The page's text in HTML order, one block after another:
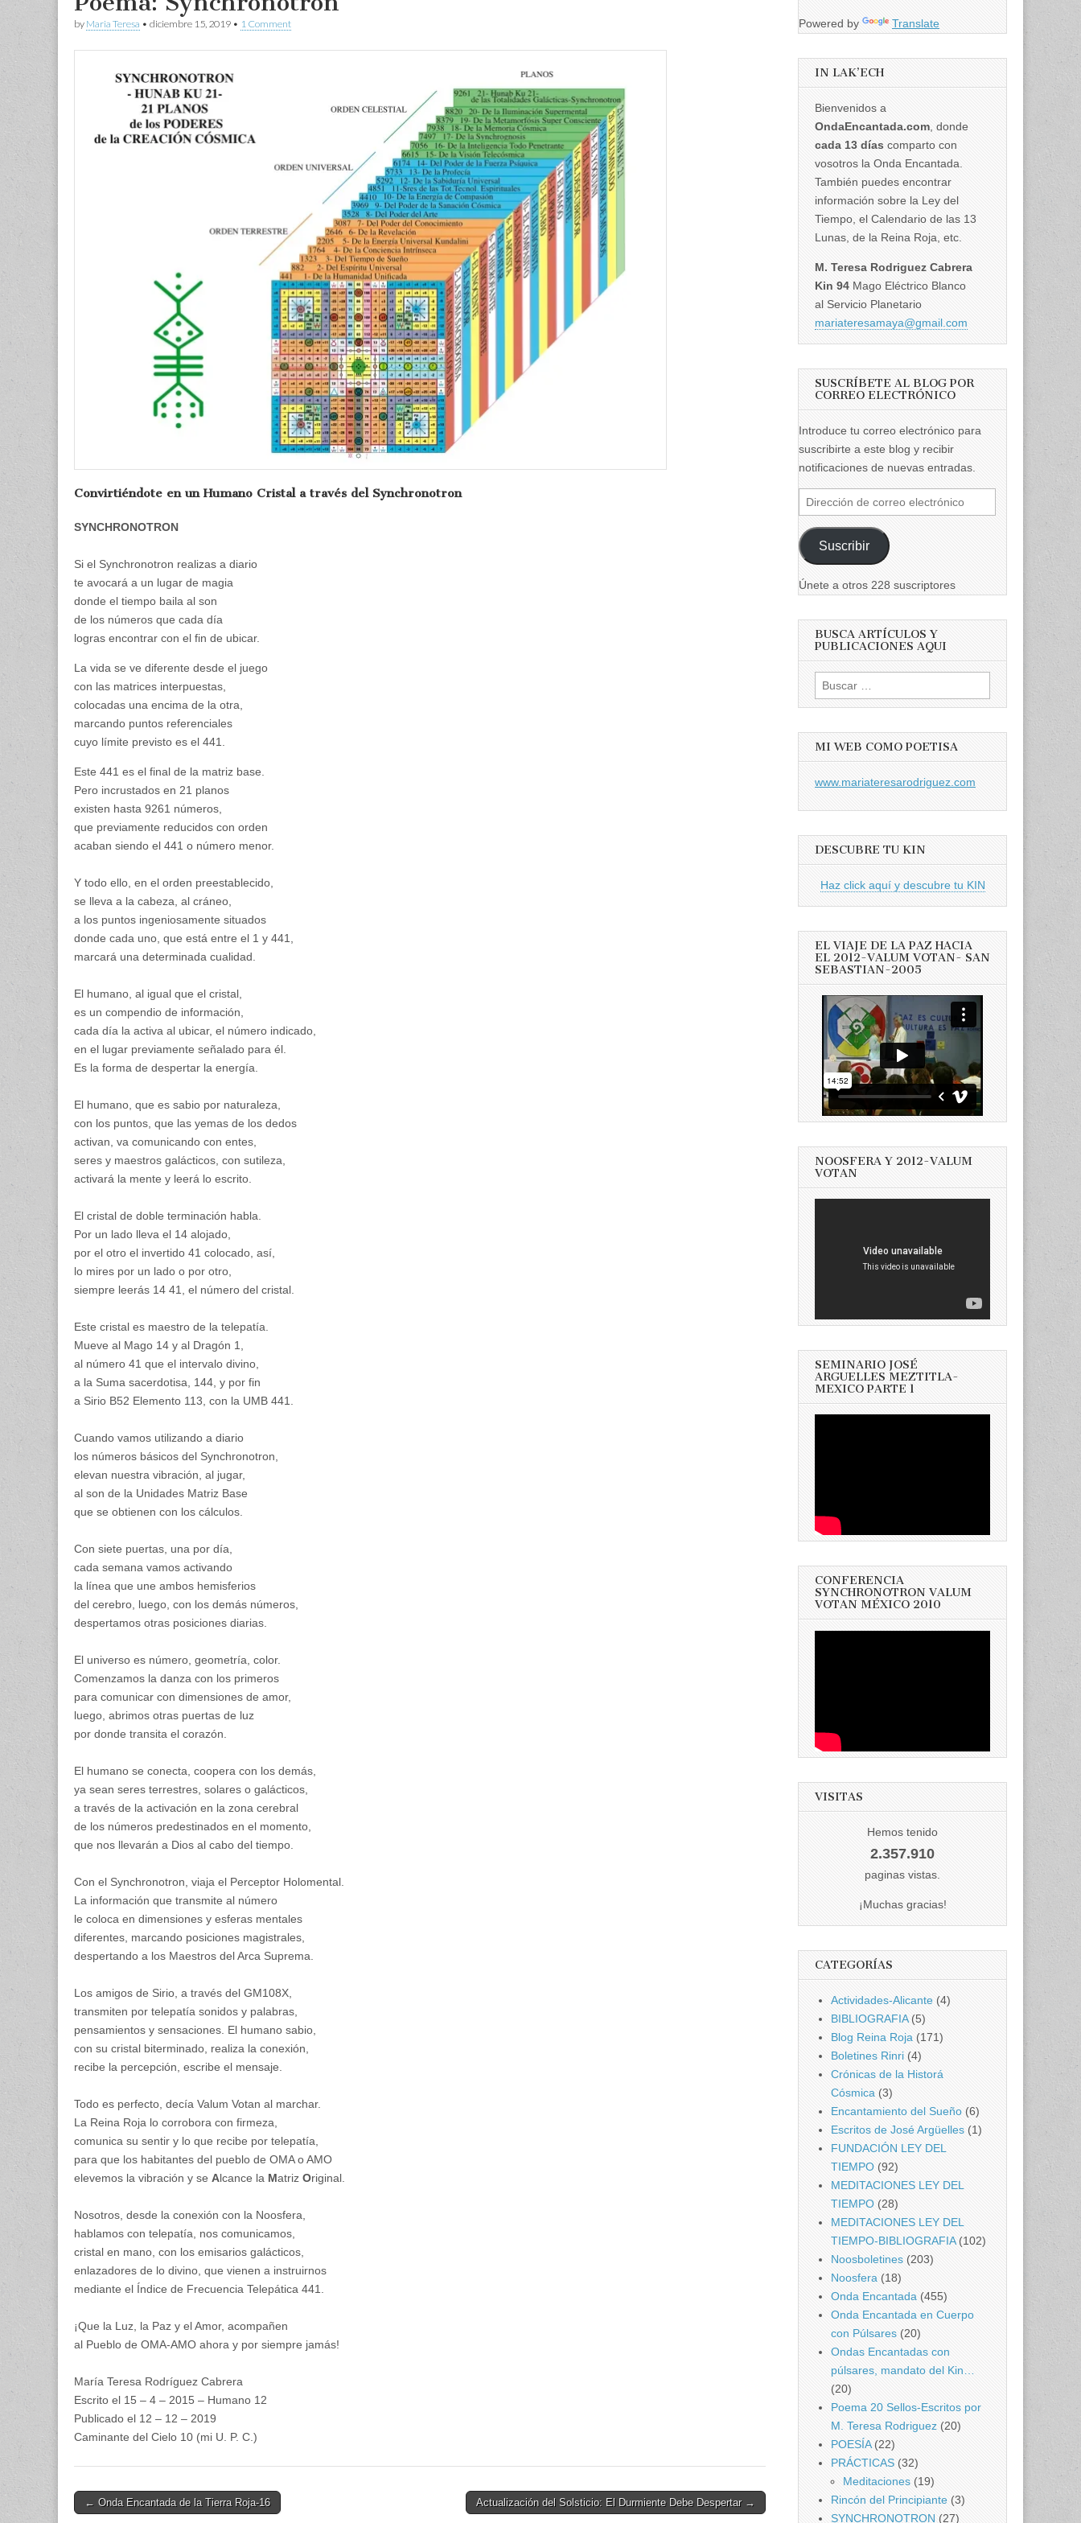
by Maria Teresa • diciembre 15, 2019 • 1 Comment
Convirtiéndote en un Humano Cristal a través del Synchronotron
SYNCHRONOTRON
Si el Synchronotron realizas a diario
te avocará a un lugar de magia
donde el tiempo baila al son
de los números que cada día
logras encontrar con el fin de ubicar.
La vida se ve diferente desde el juego
con las matrices interpuestas,
colocadas una encima de la otra,
marcando puntos referenciales
cuyo límite previsto es el 441.
Este 441 es el final de la matriz base.
Pero incrustados en 21 planos
existen hasta 9261 números,
que previamente reducidos con orden
acaban siendo el 441 o número menor.
Y todo ello, en el orden preestablecido,
se lleva a la cabeza, al cráneo,
a los puntos ingeniosamente situados
donde cada uno, que está entre el 1 y 441,
marcará una determinada cualidad.
El humano, al igual que el cristal,
es un compendio de información,
cada día la activa al ubicar, el número indicado,
en el lugar previamente señalado para él.
Es la forma de despertar la energía.
El humano, que es sabio por naturaleza,
con los puntos, que las yemas de los dedos
activan, va comunicando con entes,
seres y maestros galácticos, con sutileza,
activará la mente y leerá lo escrito.
El cristal de doble terminación habla.
Por un lado lleva el 14 alojado,
por el otro el invertido 41 colocado, así,
lo mires por un lado o por otro,
siempre leerás 14 41, el número del cristal.
Este cristal es maestro de la telepatía.
Mueve al Mago 14 y al Dragón 1,
al número 41 que el intervalo divino,
a la Suma sacerdotisa, 144, y por fin
a Sirio B52 Elemento 113, con la UMB 441.
Cuando vamos utilizando a diario
los números básicos del Synchronotron,
elevan nuestra vibración, al jugar,
al son de la Unidades Matriz Base
que se obtienen con los cálculos.
Con siete puertas, una por día,
cada semana vamos activando
la línea que une ambos hemisferios
del cerebro, luego, con los demás números,
despertamos otras posiciones diarias.
El universo es número, geometría, color.
Comenzamos la danza con los primeros
para comunicar con dimensiones de amor,
luego, abrimos otras puertas de luz
por donde transita el corazón.
El humano se conecta, coopera con los demás,
ya sean seres terrestres, solares o galácticos,
a través de la activación en la zona cerebral
de los números predestinados en el momento,
que nos llevarán a Dios al cabo del tiempo.
Con el Synchronotron, viaja el Perceptor Holomental.
La información que transmite al número
le coloca en dimensiones y esferas mentales
diferentes, marcando posiciones magistrales,
despertando a los Maestros del Arca Suprema.
Los amigos de Sirio, a través del GM108X,
transmiten por telepatía sonidos y palabras,
pensamientos y sensaciones. El humano sabio,
con su cristal biterminado, realiza la conexión,
recibe la percepción, escribe el mensaje.
Todo es perfecto, decía Valum Votan al marchar.
La Reina Roja lo corrobora con firmeza,
comunica su sentir y lo que recibe por telepatía,
para que los habitantes del pueblo de OMA o AMO
elevemos la vibración y se Alcance la Matriz Original.
Nosotros, desde la conexión con la Noosfera,
hablamos con telepatía, nos comunicamos,
cristal en mano, con los emisarios galácticos,
enlazadores de lo divino, que vienen a instruirnos
mediante el Índice de Frecuencia Telepática 441.
¡Que la Luz, la Paz y el Amor, acompañen
al Pueblo de OMA-AMO ahora y por siempre jamás!
María Teresa Rodríguez Cabrera
Escrito el 15 – 4 – 2015 – Humano 12
Publicado el 12 – 12 – 2019
Caminante del Cielo 10 (mi U. P. C.)
Post
← Onda Encantada de la Tierra Roja-16 Actualización del Solsticio: El Durmiente Debe Despertar →
Powered by Translate
IN LAK’ECH
Bienvenidos a
OndaEncantada.com , donde
cada 13 días comparto con
vosotros la Onda Encantada.
También puedes encontrar
información sobre la Ley del
Tiempo, el Calendario de las 13
Lunas, de la Reina Roja, etc.
M. Teresa Rodriguez Cabrera
Kin 94 Mago Eléctrico Blanco
al Servicio Planetario
mariateresamaya@gmail.com
SUSCRÍBETE AL BLOG POR
CORREO ELECTRÓNICO
Introduce tu correo electrónico para
suscribirte a este blog y recibir
notificaciones de nuevas entradas.
Dirección
de
correo
electrónico
Suscribir
Únete a otros 228 suscriptores
BUSCA ARTÍCULOS Y
PUBLICACIONES AQUI
Buscar:
MI WEB COMO POETISA
www.mariateresarodriguez.com
DESCUBRE TU KIN
Haz click aquí y descubre tu KIN
EL VIAJE DE LA PAZ HACIA
EL 2012-VALUM VOTAN- SAN
SEBASTIAN-2005
NOOSFERA Y 2012-VALUM
VOTAN
SEMINARIO JOSÉ
ARGUELLES MEZTITLA-
MEXICO PARTE 1
CONFERENCIA
SYNCHRONOTRON VALUM
VOTAN MÉXICO 2010
VISITAS
Hemos tenido
2.357.910
paginas vistas.
¡Muchas gracias!
CATEGORÍAS
Actividades-Alicante (4)
BIBLIOGRAFIA(5)
Blog Reina Roja (171)
Boletines Rinri (4)
Crónicas de la Historá
Cósmica (3)
Encantamiento del Sueño (6)
Escritos de José Argüelles (1)
FUNDACIÓN LEY DEL
TIEMPO (92)
MEDITACIONES LEY DEL
TIEMPO (28)
MEDITACIONES LEY DEL
TIEMPO-BIBLIOGRAFIA(102)
Noosboletines (203)
Noosfera (18)
Onda Encantada (455)
Onda Encantada en Cuerpo
con Púlsares (20)
Ondas Encantadas con
púlsares, mandato del Kin…
(20)
Poema 20 Sellos-Escritos por
M. Teresa Rodriguez (20)
POESÍA(22)
PRÁCTICAS (32)
Meditaciones (19)
Rincón del Principiante (3)
SYNCHRONOTRON (27)